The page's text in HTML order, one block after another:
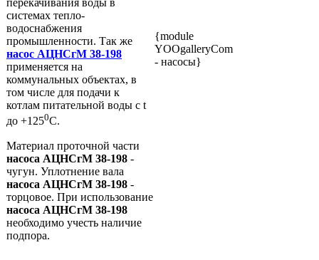
перекачивания воды в
системах тепло-
водоснабжения
промышленности. Так же
насос АЦНСгМ 38-198
применяется на
коммунальных объектах, в
том числе для подачи к
котлам питательной воды с t
до +1250C.
Материал проточной части
насоса АЦНСгМ 38-198 -
чугун. Уплотнение вала
насоса АЦНСгМ 38-198 -
торцовое. При использование
насоса АЦНСгМ 38-198
необходимо учесть наличие
подпора.
{module
YOOgalleryCom
- насосы}